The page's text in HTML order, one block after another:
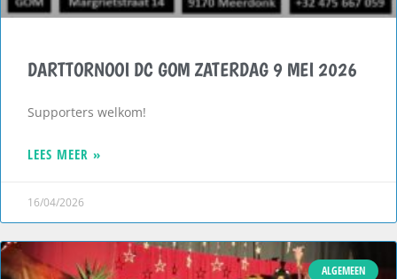
DARTTORNOOI DC GOM ZATERDAG 9 MEI 2026
Supporters welkom!
LEES MEER »
16/04/2026
ALGEMEEN